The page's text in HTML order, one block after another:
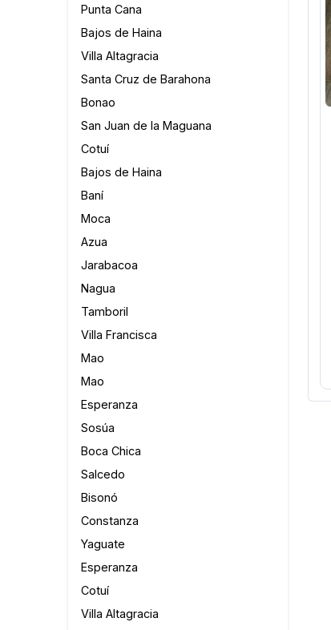
Punta Cana
Bajos de Haina
Villa Altagracia
Santa Cruz de Barahona
Bonao
San Juan de la Maguana
Cotuí
Bajos de Haina
Baní
Moca
Azua
Jarabacoa
Nagua
Tamboril
Villa Francisca
Mao
Mao
Esperanza
Sosúa
Boca Chica
Salcedo
Bisonó
Constanza
Yaguate
Esperanza
Cotuí
Villa Altagracia